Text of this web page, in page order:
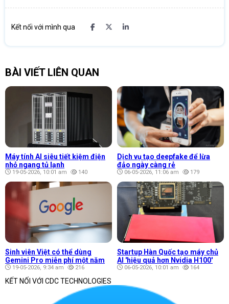
Kết nối với mình qua
BÀI VIẾT LIÊN QUAN
Máy tính AI siêu tiết kiệm điện
nhỏ ngang tủ lạnh
19-05-2026, 10:01 am 140
Dịch vụ tạo deepfake để lừa
đảo ngày càng rẻ
06-05-2026, 11:06 am 179
Sinh viên Việt có thể dùng
Gemini Pro miễn phí một năm
19-05-2026, 9:34 am 216
Startup Hàn Quốc tạo máy chủ
AI 'hiệu quả hơn Nvidia H100'
06-05-2026, 10:01 am 164
KẾT NỐI VỚI CDC TECHNOLOGIES